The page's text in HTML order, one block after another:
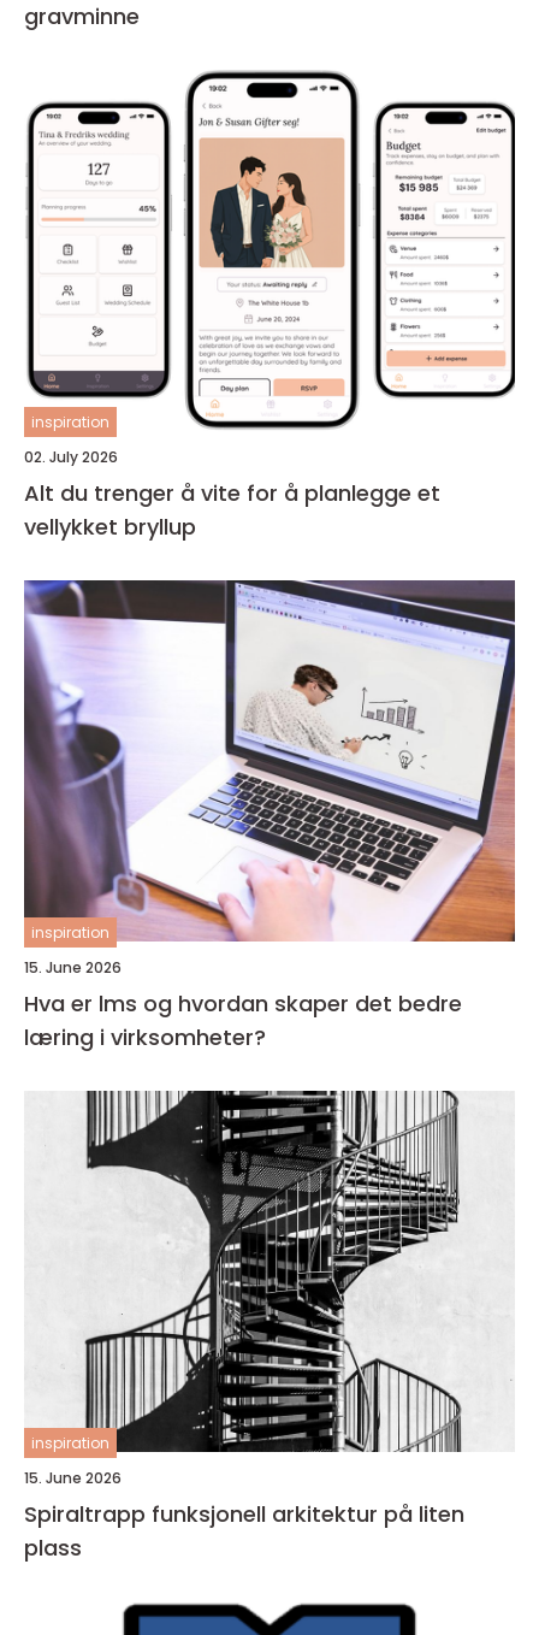
gravminne
inspiration
02. July 2026
Alt du trenger å vite for å planlegge et
vellykket bryllup
inspiration
15. June 2026
Hva er lms og hvordan skaper det bedre
læring i virksomheter?
inspiration
15. June 2026
Spiraltrapp funksjonell arkitektur på liten
plass